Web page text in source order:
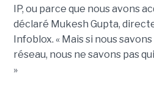
IP, ou parce que nous avons
déclaré Mukesh Gupta,
Infoblox. « Mais si nous
réseau, nous ne savons pas
»